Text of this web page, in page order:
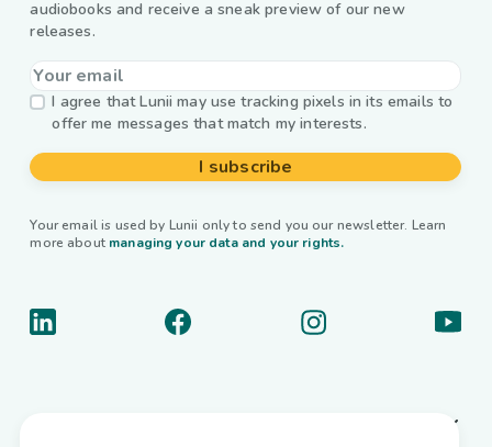
audiobooks and receive a sneak preview of our new
releases.
I agree that Lunii may use tracking pixels in its emails to
offer me messages that match my interests.
I subscribe
Your email is used by Lunii only to send you our newsletter. Learn
more about managing your data and your rights.